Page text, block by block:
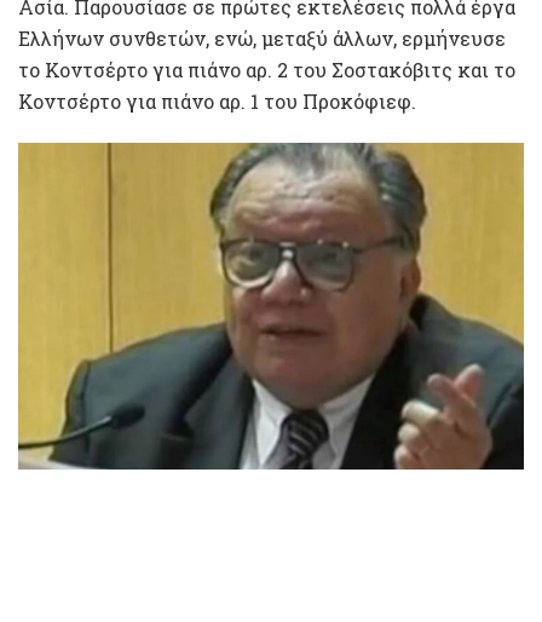
Ασία. Παρουσίασε σε πρώτες εκτελέσεις πολλά έργα
Ελλήνων συνθετών, ενώ, μεταξύ άλλων, ερμήνευσε
το Κοντσέρτο για πιάνο αρ. 2 του Σοστακόβιτς και το
Κοντσέρτο για πιάνο αρ. 1 του Προκόφιεφ.